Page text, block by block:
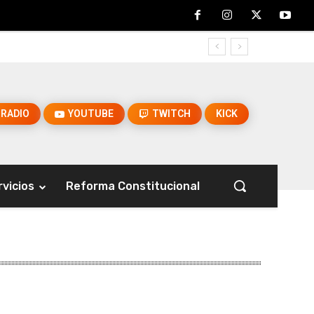
RADIO YOUTUBE TWITCH KICK
Reforma Constitucional